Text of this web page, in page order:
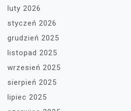
luty 2026
styczeń 2026
grudzień 2025
listopad 2025
wrzesień 2025
sierpień 2025
lipiec 2025